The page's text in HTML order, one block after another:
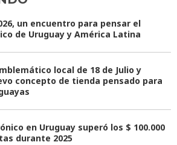
un encuentro para pensar el
de Uruguay y América Latina
local de 18 de Julio y
concepto de tienda pensado para
en Uruguay superó los $ 100.000
durante 2025